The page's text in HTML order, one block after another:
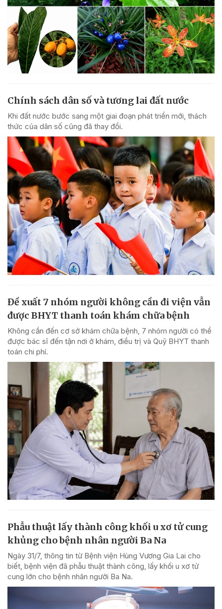
Chính sách dân số và tương lai đất nước
Khi đất nước bước sang một giai đoạn phát triển mới, thách
thức của dân số cũng đã thay đổi.
Đề xuất 7 nhóm người không cần đi viện vẫn
được BHYT thanh toán khám chữa bệnh
Không cần đến cơ sở khám chữa bệnh, 7 nhóm người có thể
được bác sĩ đến tận nơi ở khám, điều trị và Quỹ BHYT thanh
toán chi phí.
Phẫu thuật lấy thành công khối u xơ tử cung
khủng cho bệnh nhân người Ba Na
Ngày 31/7, thông tin từ Bệnh viện Hùng Vương Gia Lai cho
biết, bệnh viện đã phẫu thuật thành công, lấy khối u xơ tử
cung lớn cho bệnh nhân người Ba Na.